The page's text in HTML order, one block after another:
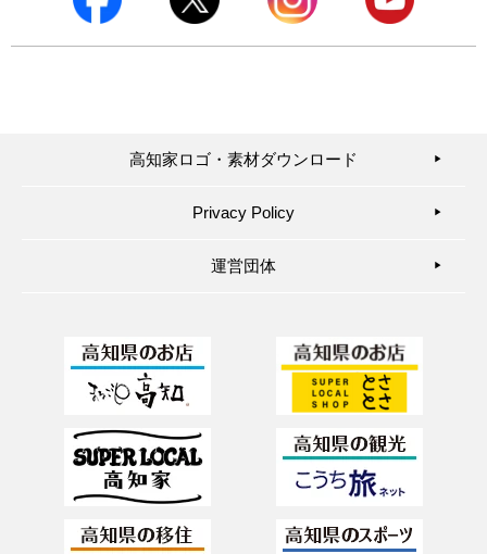
高知家ロゴ・素材ダウンロード ▶︎
Privacy Policy ▶︎
運営団体 ▶︎